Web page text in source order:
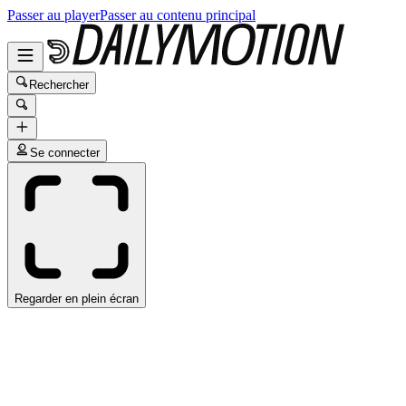
Passer au playerPasser au contenu principal
Rechercher
Se connecter
Regarder en plein écran